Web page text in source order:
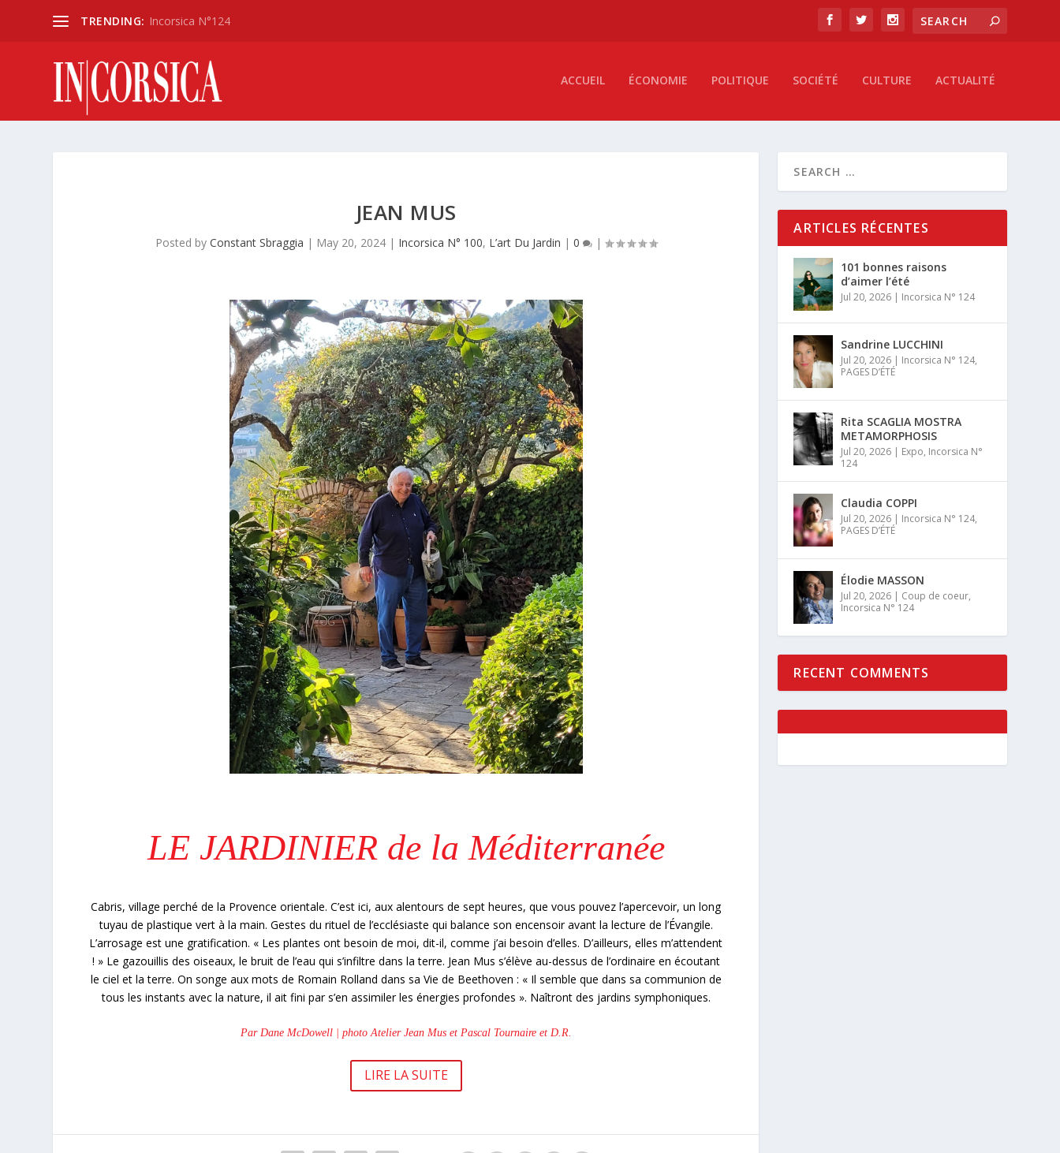
TRENDING: Incorsica N°124
ACCUEIL ÉCONOMIE POLITIQUE SOCIÉTÉ CULTURE ACTUALITÉ
JEAN MUS
Posted by Constant Sbraggia | May 20, 2024| Incorsica N° 100, L’art Du Jardin | 0 |
LE JARDINIER de la Méditerranée
Cabris, village perché de la Provence orientale. C’est ici, aux alentours de sept heures, que vous pouvez l’apercevoir, un long
tuyau de plastique vert à la main. Gestes du rituel de l’ecclésiaste qui balance son encensoir avant la lecture de l’Évangile.
L’arrosage est une gratification. « Les plantes ont besoin de moi, dit-il, comme j’ai besoin d’elles. D’ailleurs, elles m’attendent
! » Le gazouillis des oiseaux, le bruit de l’eau qui s’infiltre dans la terre. Jean Mus s’élève au-dessus de l’ordinaire en écoutant
le ciel et la terre. On songe aux mots de Romain Rolland dans sa Vie de Beethoven : « Il semble que dans sa communion de
tous les instants avec la nature, il ait fini par s’en assimiler les énergies profondes ». Naîtront des jardins symphoniques.
Par Dane McDowell | photo Atelier Jean Mus et Pascal Tournaire et D.R.
LIRE LA SUITE
ARTICLES RÉCENTES
101 bonnes raisons
d’aimer l’été
Jul 20, 2026 | Incorsica N° 124
Sandrine LUCCHINI
Jul 20, 2026 | Incorsica N° 124,
PAGES D’ÉTÉ
Rita SCAGLIA MOSTRA
METAMORPHOSIS
Jul 20, 2026 | Expo, Incorsica N°
124
Claudia COPPI
Jul 20, 2026 | Incorsica N° 124,
PAGES D’ÉTÉ
Élodie MASSON
Jul 20, 2026 | Coup de coeur,
Incorsica N° 124
RECENT COMMENTS